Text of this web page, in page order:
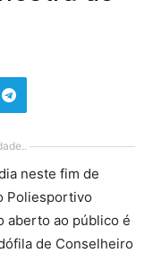
neste fim de
Poliesportivo
aberto ao público é
de Conselheiro